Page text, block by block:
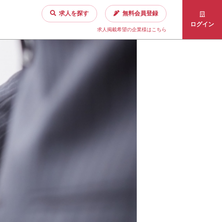
求人を探す 無料会員登録
求人掲載希望の企業様はこちら
ログイン